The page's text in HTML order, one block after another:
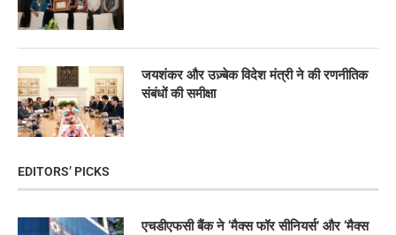
जयशंकर और उज़्बेक विदेश मंत्री ने की रणनीतिक
संबंधों की समीक्षा
EDITORS’ PICKS
एचडीएफसी बैंक ने ‘मैक्स फॉर सीनियर्स’ और ‘मैक्स